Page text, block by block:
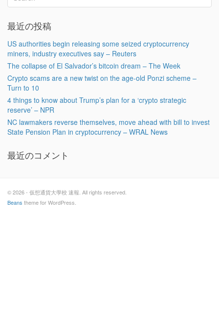
最近の投稿
US authorities begin releasing some seized cryptocurrency
miners, industry executives say – Reuters
The collapse of El Salvador’s bitcoin dream – The Week
Crypto scams are a new twist on the age-old Ponzi scheme –
Turn to 10
4 things to know about Trump’s plan for a ‘crypto strategic
reserve’ – NPR
NC lawmakers reverse themselves, move ahead with bill to invest
State Pension Plan in cryptocurrency – WRAL News
最近のコメント
© 2026 - 仮想通貨大學校 速報. All rights reserved.
Beans theme for WordPress.